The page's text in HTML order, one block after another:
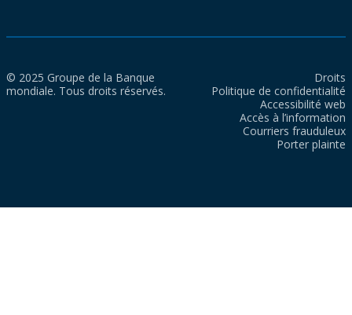
© 2025 Groupe de la Banque
mondiale. Tous droits réservés.
Droits
Politique de confidentialité
Accessibilité web
Accès à l’information
Courriers frauduleux
Porter plainte